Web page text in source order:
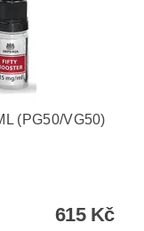
(PG50/VG50)
615 Kč